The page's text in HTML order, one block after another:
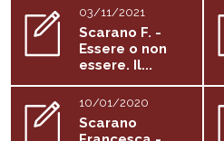
03/11/2021
Scarano F. -
Essere o non
essere. Il...
10/01/2020
Scarano